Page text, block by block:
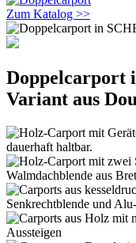
Zum Katalog >>
Doppelcarport
Variant aus